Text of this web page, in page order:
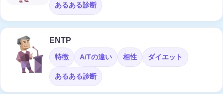
あるある診断
ENTP
特徴 A/Tの違い 相性 ダイエット
あるある診断